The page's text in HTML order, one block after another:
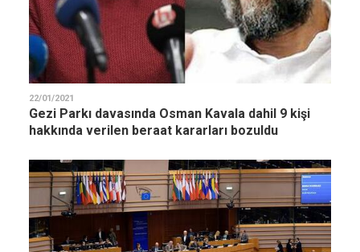
22/01/2021
Gezi Parkı davasında Osman Kavala dahil 9 kişi
hakkında verilen beraat kararları bozuldu